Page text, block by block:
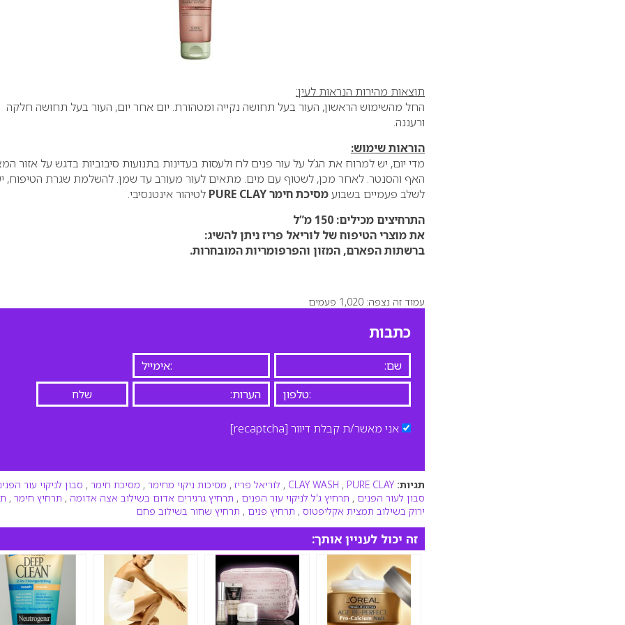
תוצאות מהירות הנראות לעין:
החל מהשימוש הראשון, העור בעל תחושה נקייה ומטהורת. יום אחר יום, העור בעל תחושה חלקה
ורעננה.
הוראות שימוש:
מדי יום, יש למרוח את הג’ל על עור פנים לח ולעסות בעדינות בתנועות סיבוביות בדגש על אזור
האף והסנטר. לאחר מכן, לשטוף עם מים. מתאים לעור מעורב עד שמן. להשלמת שגרת הטיפוח,
לשלב פעמיים בשבוע מסיכת חימר PURE CLAY
לטיהור אינטנסיבי.
התרחיצים מכילים: 150 מ”ל
את מוצרי הטיפוח של לוריאל פריז ניתן להשיג:
ברשתות הפארם, המזון והפרפומריות המובחרות.
עמוד זה נצפה: 1,020 פעמים
כתבות
אני מאשר/ת קבלת דיוור [recaptcha]
תגיות: CLAY WASH , PURE CLAY
, לוריאל פריז , מסיכות ניקוי מחימר , מסיכת חימר , סבון לניקוי עור
סבון לעור הפנים , תרחיץ ג'ל לניקוי עור הפנים , תרחיץ גרגירים אדום בשילוב אצה אדומה , תרחיץ חימר ,
ירוק בשילוב תמצית אקליפטוס , תרחיץ פנים , תרחיץ שחור בשילוב פחם
זה יכול לעניין אותך: